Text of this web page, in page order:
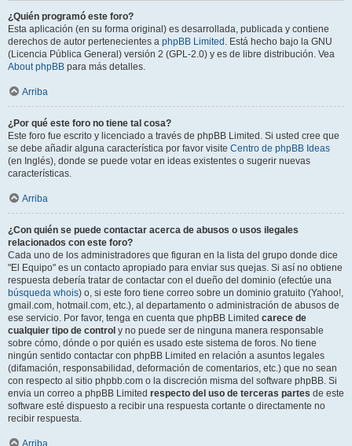
¿Quién programó este foro?
Esta aplicación (en su forma original) es desarrollada, publicada y contiene
derechos de autor pertenecientes a phpBB Limited . Está hecho bajo la GNU
(Licencia Pública General) versión 2 (GPL-2.0) y es de libre distribución. Vea
About phpBB para más detalles.
Arriba
¿Por qué este foro no tiene tal cosa?
Este foro fue escrito y licenciado a través de phpBB Limited. Si usted cree que
se debe añadir alguna característica por favor visite Centro de phpBB Ideas
(en Inglés), donde se puede votar en ideas existentes o sugerir nuevas
características.
Arriba
¿Con quién se puede contactar acerca de abusos o usos ilegales
relacionados con este foro?
Cada uno de los administradores que figuran en la lista del grupo donde dice
"El Equipo" es un contacto apropiado para enviar sus quejas. Si así no obtiene
respuesta debería tratar de contactar con el dueño del dominio (efectúe una
búsqueda whois) o, si este foro tiene correo sobre un dominio gratuito (Yahoo!,
gmail.com, hotmail.com, etc.), al departamento o administración de abusos de
ese servicio. Por favor, tenga en cuenta que phpBB Limited carece de
cualquier tipo de control y no puede ser de ninguna manera responsable
sobre cómo, dónde o por quién es usado este sistema de foros. No tiene
ningún sentido contactar con phpBB Limited en relación a asuntos legales
(difamación, responsabilidad, deformación de comentarios, etc.) que no sean
con respecto al sitio phpbb.com o la discreción misma del software phpBB. Si
envia un correo a phpBB Limited respecto del uso de terceras partes de este
software esté dispuesto a recibir una respuesta cortante o directamente no
recibir respuesta.
Arriba